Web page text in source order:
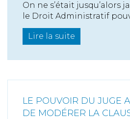
On ne s’était jusqu’alors
le Droit Administratif
Lire la suite
LE POUVOIR DU JUGE
DE MODÉRER LA